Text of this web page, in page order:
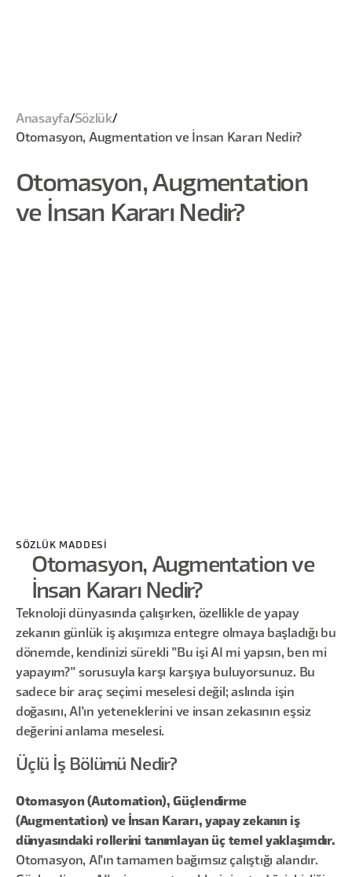
Anasayfa/Sözlük/
Otomasyon, Augmentation ve İnsan Kararı Nedir?
Otomasyon, Augmentation
ve İnsan Kararı Nedir?
SÖZLÜK MADDESİ
Otomasyon, Augmentation ve
İnsan Kararı Nedir?
Teknoloji dünyasında çalışırken, özellikle de yapay
zekanın günlük iş akışımıza entegre olmaya başladığı bu
dönemde, kendinizi sürekli "Bu işi AI mi yapsın, ben mi
yapayım?" sorusuyla karşı karşıya buluyorsunuz. Bu
sadece bir araç seçimi meselesi değil; aslında işin
doğasını, AI'ın yeteneklerini ve insan zekasının eşsiz
değerini anlama meselesi.
Üçlü İş Bölümü Nedir?
Otomasyon (Automation), Güçlendirme
(Augmentation) ve İnsan Kararı, yapay zekanın iş
dünyasındaki rollerini tanımlayan üç temel yaklaşımdır.
Otomasyon, AI'ın tamamen bağımsız çalıştığı alandır.